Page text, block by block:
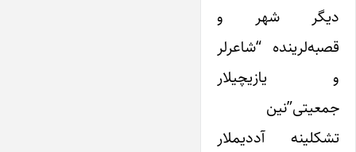
دیگر شهر و
قصبه‌لرینده “شاعرلر
و یازیچیلار
جمعیتی”نین
تشکلینه آددیملار